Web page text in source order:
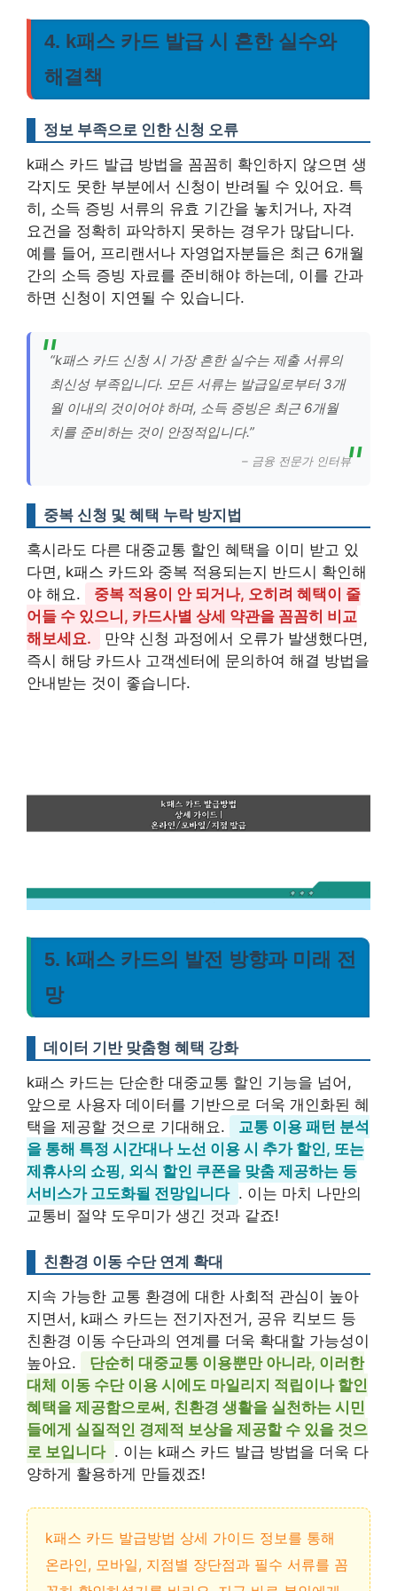
4. k패스 카드 발급 시 흔한 실수와
해결책
정보 부족으로 인한 신청 오류
k패스 카드 발급 방법을 꼼꼼히 확인하지 않으면 생
각지도 못한 부분에서 신청이 반려될 수 있어요. 특
히, 소득 증빙 서류의 유효 기간을 놓치거나, 자격
요건을 정확히 파악하지 못하는 경우가 많답니다.
예를 들어, 프리랜서나 자영업자분들은 최근 6개월
간의 소득 증빙 자료를 준비해야 하는데, 이를 간과
하면 신청이 지연될 수 있습니다.
“k패스 카드 신청 시 가장 흔한 실수는 제출 서류의
최신성 부족입니다. 모든 서류는 발급일로부터 3개
월 이내의 것이어야 하며, 소득 증빙은 최근 6개월
치를 준비하는 것이 안정적입니다.”
– 금융 전문가 인터뷰
중복 신청 및 혜택 누락 방지법
혹시라도 다른 대중교통 할인 혜택을 이미 받고 있
다면, k패스 카드와 중복 적용되는지 반드시 확인해
야 해요.
중복 적용이 안 되거나, 오히려 혜택이 줄
어들 수 있으니, 카드사별 상세 약관을 꼼꼼히 비교
해보세요.
만약 신청 과정에서 오류가 발생했다면,
즉시 해당 카드사 고객센터에 문의하여 해결 방법을
안내받는 것이 좋습니다.
5. k패스 카드의 발전 방향과 미래 전
망
데이터 기반 맞춤형 혜택 강화
k패스 카드는 단순한 대중교통 할인 기능을 넘어,
앞으로 사용자 데이터를 기반으로 더욱 개인화된 혜
택을 제공할 것으로 기대해요.
교통 이용 패턴 분석
을 통해 특정 시간대나 노선 이용 시 추가 할인, 또는
제휴사의 쇼핑, 외식 할인 쿠폰을 맞춤 제공하는 등
서비스가 고도화될 전망입니다 . 이는 마치 나만의
교통비 절약 도우미가 생긴 것과 같죠!
친환경 이동 수단 연계 확대
지속 가능한 교통 환경에 대한 사회적 관심이 높아
지면서, k패스 카드는 전기자전거, 공유 킥보드 등
친환경 이동 수단과의 연계를 더욱 확대할 가능성이
높아요.
단순히 대중교통 이용뿐만 아니라, 이러한
대체 이동 수단 이용 시에도 마일리지 적립이나 할인
혜택을 제공함으로써, 친환경 생활을 실천하는 시민
들에게 실질적인 경제적 보상을 제공할 수 있을 것으
로 보입니다 . 이는 k패스 카드 발급 방법을 더욱 다
양하게 활용하게 만들겠죠!
k패스 카드 발급방법 상세 가이드 정보를 통해
온라인, 모바일, 지점별 장단점과 필수 서류를 꼼